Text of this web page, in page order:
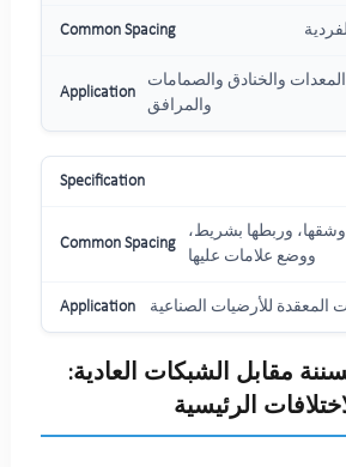
والخنادق والصمامات
والمرافق
وربطها بشريط،
ووضع علامات عليها
المعقدة للأرضيات الصناعية
مقابل الشبكات العادية:
الرئيسية